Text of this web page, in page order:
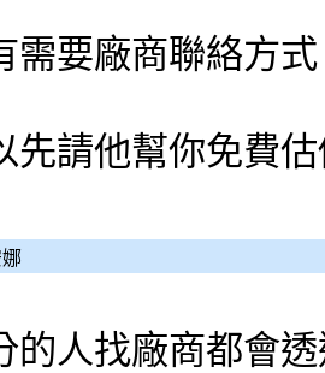
需要廠商聯絡方式
先請他幫你免費
的人找廠商都會